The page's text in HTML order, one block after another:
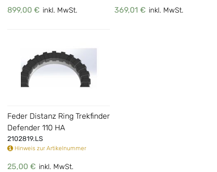
899,00 € inkl. MwSt. 369,01 € inkl. MwSt.
Feder Distanz Ring Trekfinder
Defender 110 HA
2102819.LS
Hinweis zur Artikelnummer
25,00 € inkl. MwSt.